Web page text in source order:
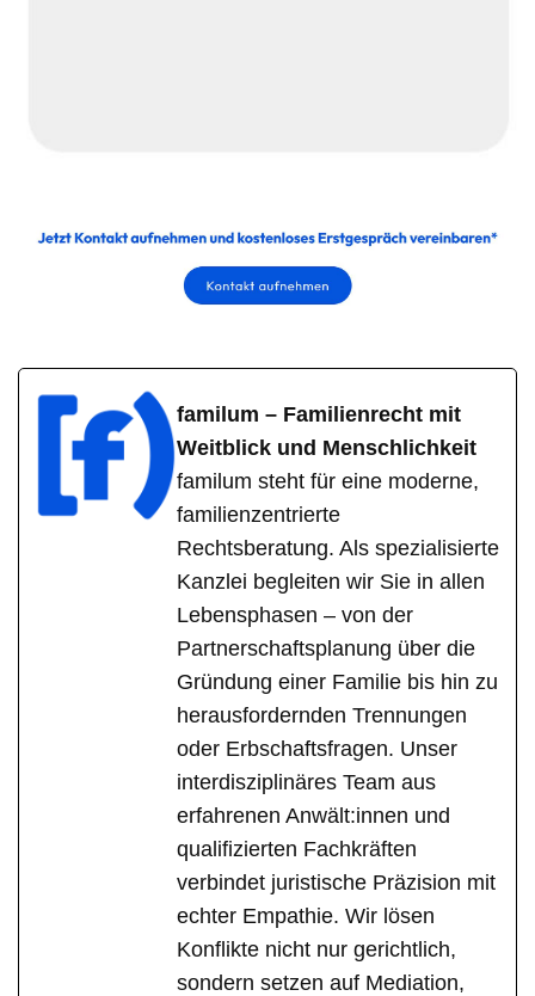
familum – Familienrecht mit
Weitblick und Menschlichkeit
familum steht für eine moderne,
familienzentrierte
Rechtsberatung. Als spezialisierte
Kanzlei begleiten wir Sie in allen
Lebensphasen – von der
Partnerschaftsplanung über die
Gründung einer Familie bis hin zu
herausfordernden Trennungen
oder Erbschaftsfragen. Unser
interdisziplinäres Team aus
erfahrenen Anwält:innen und
qualifizierten Fachkräften
verbindet juristische Präzision mit
echter Empathie. Wir lösen
Konflikte nicht nur gerichtlich,
sondern setzen auf Mediation,